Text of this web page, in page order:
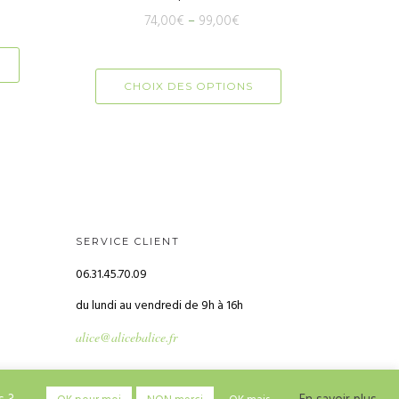
74,00€ – 99,00€
CHOIX DES OPTIONS
SERVICE CLIENT
06.31.45.70.09
du lundi au vendredi de 9h à 16h
alice@alicebalice.fr